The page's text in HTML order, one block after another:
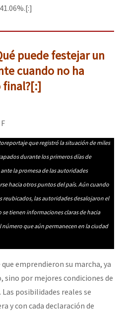
puede festejar un
cuando no ha
final?[:]
que registró la situación de miles
durante los primeros días de
la promesa de las autoridades
hacia otros puntos del país. Aún cuando
las autoridades desalojaron el
tienen informaciones claras de hacia
que aún permanecen en la ciudad
emprendieron su marcha, ya
sino por mejores condiciones de
posibilidades reales se
y con cada declaración de